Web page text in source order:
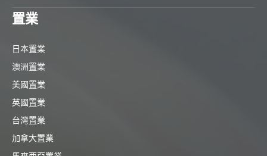
置業
日本置業
澳洲置業
美國置業
英國置業
台灣置業
加拿大置業